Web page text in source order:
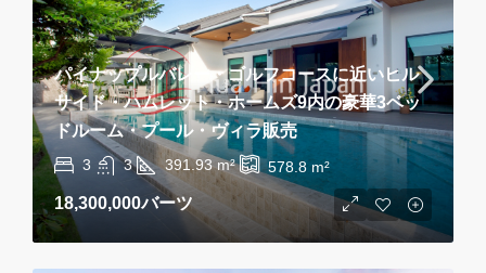
パイナップルバレー・ゴルフコースに近いヒル
サイド・ハムレット・ホームズ9内の豪華3ベッ
ドルーム・プール・ヴィラ販売
3 3 391.93 m² 578.8 m²
18,300,000バーツ